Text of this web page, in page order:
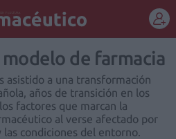
REGÍSTRATE de farmacia
asistido a una transformación
años de transición en los
factores que marcan la
al verse afectado por
condiciones del entorno.